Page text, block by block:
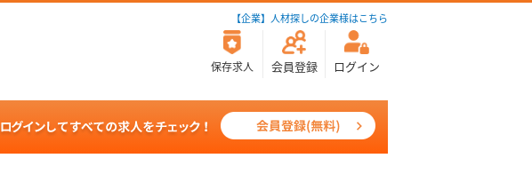
【企業】人材探しの企業様はこちら
保存求人 会員登録 ログイン